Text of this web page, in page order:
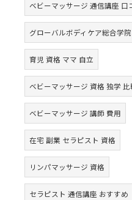
ベビーマッサージ 通信講座 口
グローバルボディケア総合学
育児 資格 ママ 自立
ベビーマッサージ 資格 独学 比
ベビーマッサージ 講師 費用
在宅 副業 セラピスト 資格
リンパマッサージ 資格
セラピスト 通信講座 おすすめ